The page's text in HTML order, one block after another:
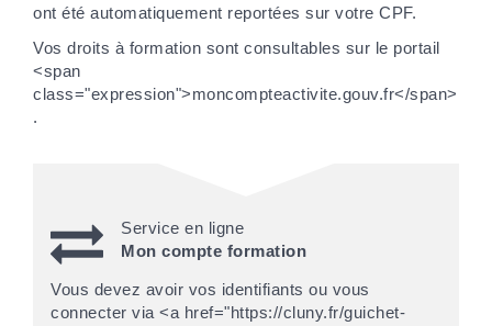
ont été automatiquement reportées sur votre CPF.
Vos droits à formation sont consultables sur le portail
<span
class="expression">moncompteactivite.gouv.fr</span>
.
Service en ligne
Mon compte formation
Vous devez avoir vos identifiants ou vous
connecter via <a href="https://cluny.fr/guichet-